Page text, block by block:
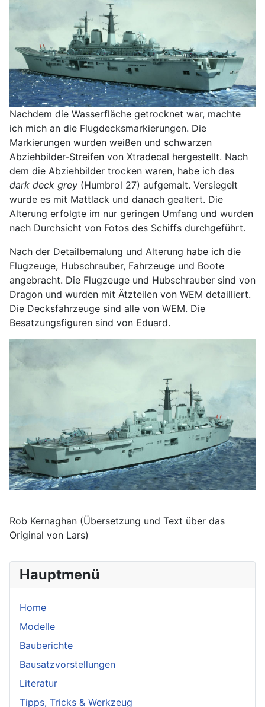
Hauptmenü
Home
Modelle
Bauberichte
Bausatzvorstellungen
Literatur
Tipps, Tricks & Werkzeug
Nachdem die Wasserfläche getrocknet war, machte
ich mich an die Flugdecksmarkierungen. Die
Markierungen wurden weißen und schwarzen
Abziehbilder-Streifen von Xtradecal hergestellt. Nach
dem die Abziehbilder trocken waren, habe ich das
dark deck grey (Humbrol 27) aufgemalt. Versiegelt
wurde es mit Mattlack und danach gealtert. Die
Alterung erfolgte im nur geringen Umfang und wurden
nach Durchsicht von Fotos des Schiffs durchgeführt.
Nach der Detailbemalung und Alterung habe ich die
Flugzeuge, Hubschrauber, Fahrzeuge und Boote
angebracht. Die Flugzeuge und Hubschrauber sind von
Dragon und wurden mit Ätzteilen von WEM detailliert.
Die Decksfahrzeuge sind alle von WEM. Die
Besatzungsfiguren sind von Eduard.
Rob Kernaghan (Übersetzung und Text über das
Original von Lars)